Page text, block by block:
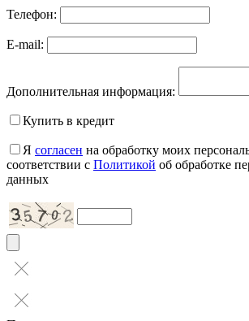
Телефон:
E-mail:
Дополнительная информация:
Купить в кредит
Я согласен на обработку моих
соответствии с Политикой об обработке
данных